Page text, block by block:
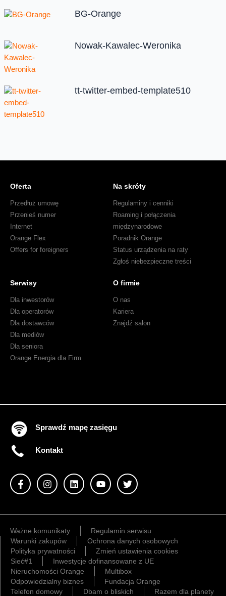
BG-Orange
Nowak-Kawalec-Weronika
tt-twitter-embed-template510
Oferta
Przedłuż umowę
Przenieś numer
Internet
Orange Flex
Offers for foreigners
Na skróty
Regulaminy i cenniki
Roaming i połączenia
międzynarodowe
Poradnik Orange
Status urządzenia na raty
Zgłoś niebezpieczne treści
Serwisy
Dla inwestorów
Dla operatorów
Dla dostawców
Dla mediów
Dla seniora
Orange Energia dla Firm
O firmie
O nas
Kariera
Znajdź salon
Sprawdź mapę zasięgu
Kontakt
Ważne komunikaty
Regulamin serwisu
Warunki zakupów
Ochrona danych osobowych
Polityka prywatności
Zmień ustawienia cookies
Sieć#1
Inwestycje dofinansowane z UE
Nieruchomości Orange
Multibox
Odpowiedzialny biznes
Fundacja Orange
Telefon domowy
Dbam o bliskich Razem dla planety